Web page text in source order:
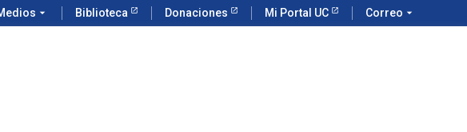
arrow_drop_down Biblioteca Donaciones Mi Portal UC Correo arrow_drop_down